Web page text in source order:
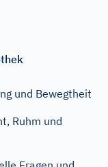
und Bewegtheit
Ruhm und